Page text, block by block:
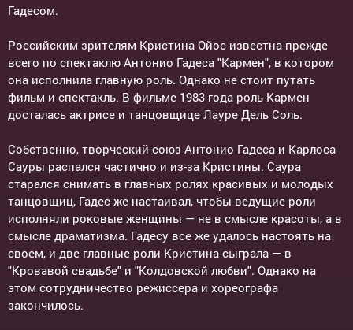
Гадесом.
Российским зрителям Кристина Ойос известна прежде
всего по спектаклю Антонио Гадеса "Кармен", в котором
она исполнила главную роль. Однако не стоит путать
фильм и спектакль. В фильме 1983 года роль Кармен
досталась актрисе и танцовщице Лауре Дель Соль.
Собственно, творческий союз Антонио Гадеса и Карлоса
Сауры распался частично и из-за Кристины. Саура
старался снимать в главных ролях красивых и молодых
танцовщиц, Гадес же настаивал, чтобы ведущие роли
исполняли роковые женщины — не в смысле красоты, а в
смысле драматизма. Гадесу все же удалось настоять на
своем, и две главные роли Кристина сыграла — в
"Кровавой свадьбе" и "Колдовской любви". Однако на
этом сотрудничество режиссера и хореографа
закончилось.